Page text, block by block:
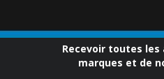
Recevoir toutes
marques et de